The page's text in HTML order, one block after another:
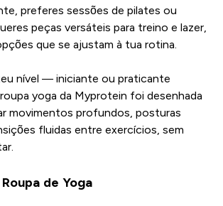
preferes sessões de pilates ou
peças versáteis para treino e lazer,
que se ajustam à tua rotina.
nível — iniciante ou praticante
yoga da Myprotein foi desenhada
movimentos profundos, posturas
fluidas entre exercícios, sem
de Yoga